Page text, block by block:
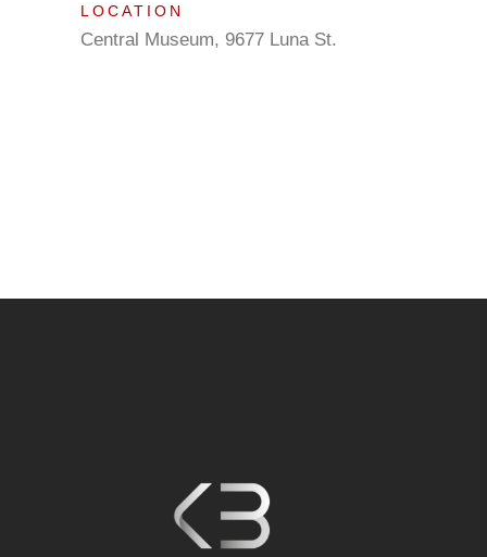
LOCATION
Central Museum, 9677 Luna St.